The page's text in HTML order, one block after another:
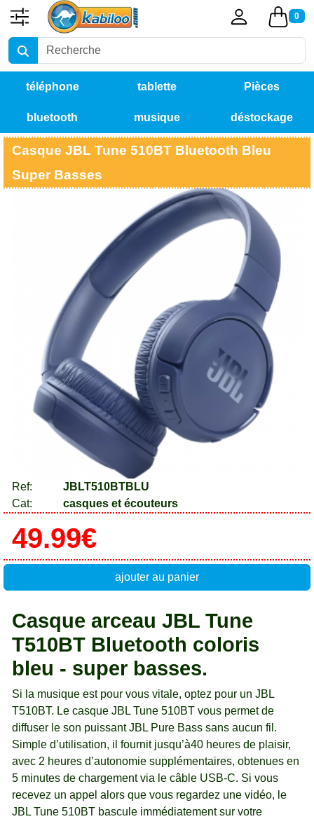
0
téléphone tablette Pièces
détachées
bluetooth musique déstockage
Casque JBL Tune 510BT Bluetooth Bleu
Super Basses
Ref:
JBLT510BTBLU
Cat:
casques et écouteurs
49.99€
ajouter au panier
Casque arceau JBL Tune
T510BT Bluetooth coloris
bleu - super basses.
Si la musique est pour vous vitale, optez pour un JBL
T510BT. Le casque JBL Tune 510BT vous permet de
diffuser le son puissant JBL Pure Bass sans aucun fil.
Simple d’utilisation, il fournit jusqu’à40 heures de plaisir,
avec 2 heures d’autonomie supplémentaires, obtenues en
5 minutes de chargement via le câble USB-C. Si vous
recevez un appel alors que vous regardez une vidéo, le
JBL Tune 510BT bascule immédiatement sur votre